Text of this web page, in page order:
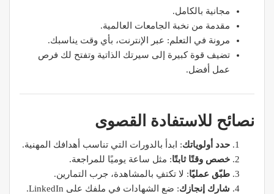
مجانية بالكامل.
مقدمة من نخبة الجامعات العالمية.
مرونة في التعلم: عبر الإنترنت، بأي وقت يناسبك.
تضيف قوة كبيرة إلى سيرتك الذاتية وتفتح لك فرص
عمل أفضل.
نصائح للاستفادة القصوى
حدد أولوياتك: ابدأ بالدورات التي تناسب أهدافك المهنية.
خصص وقتًا ثابتًا: مثل ساعة يوميًا للمراجعة.
طبّق عمليًا: لا تكتفِ بالمشاهدة، جرب التمارين.
شارك إنجازك: ضع الشهادات في ملفك على LinkedIn.